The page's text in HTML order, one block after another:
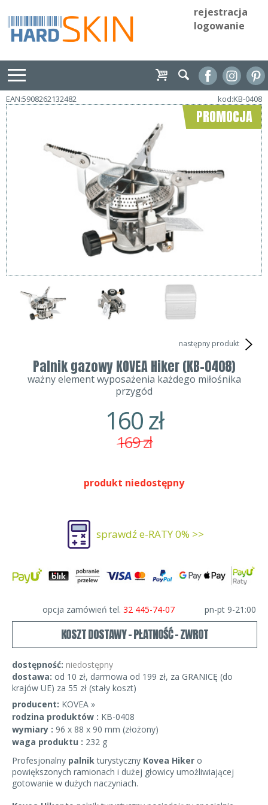
rejestracja
logowanie
EAN:5908262132482 kod:KB-0408
PROMOCJA
następny produkt
Palnik gazowy KOVEA Hiker (KB-0408)
ważny element wyposażenia każdego miłośnika
przygód
160zł
169zł
produkt niedostępny
sprawdź e-RATY 0% >>
opcja zamówień tel. 32 445-74-07 pn-pt 9-21:00
KOSZT DOSTAWY - PŁATNOŚĆ - ZWROT
dostępność: niedostępny
dostawa: od 10 zł, darmowa od 199 zł, za GRANICĘ (do
krajów UE) za 55 zł (stały koszt)
producent: KOVEA »
rodzina produktów : KB-0408
wymiary : 96 x 88 x 90 mm (złożony)
waga produktu : 232 g
Profesjonalny palnikturystyczny Kovea Hiker o
powiększonych ramionach i dużej głowicy umożliwiającej
gotowanie w dużych naczyniach.